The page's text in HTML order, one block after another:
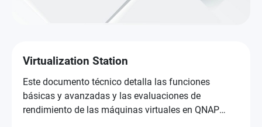
Virtualization Station
Este documento técnico detalla las funciones
básicas y avanzadas y las evaluaciones de
rendimiento de las máquinas virtuales en QNAP